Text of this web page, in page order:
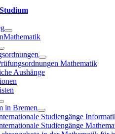
Studium
Mathematik
Aushänge
in Bremen
Studiengänge
Studiengänge